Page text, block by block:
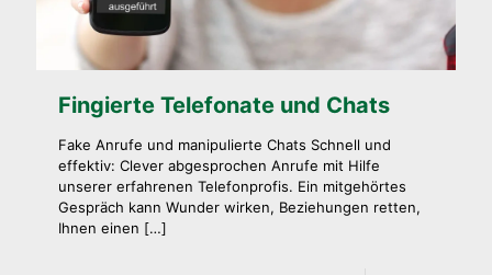
Fingierte Telefonate und Chats
Fake Anrufe und manipulierte Chats Schnell und
effektiv: Clever abgesprochen Anrufe mit Hilfe
unserer erfahrenen Telefonprofis. Ein mitgehörtes
Gespräch kann Wunder wirken, Beziehungen retten,
Ihnen einen […]